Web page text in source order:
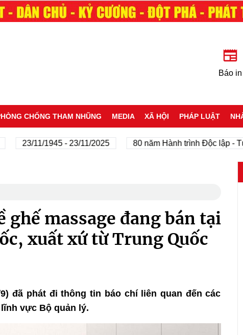
Báo in
CHỐNG THAM NHŨNG MEDIA XÃ HỘI PHÁP LUẬT
23/11/1945 - 23/11/2025 80 năm Hành trình Độc lập - Tự do
massage đang bán tại
xuất xứ từ Trung Quốc
đã phát đi thông tin báo chí liên quan đến các
vực Bộ quản lý.